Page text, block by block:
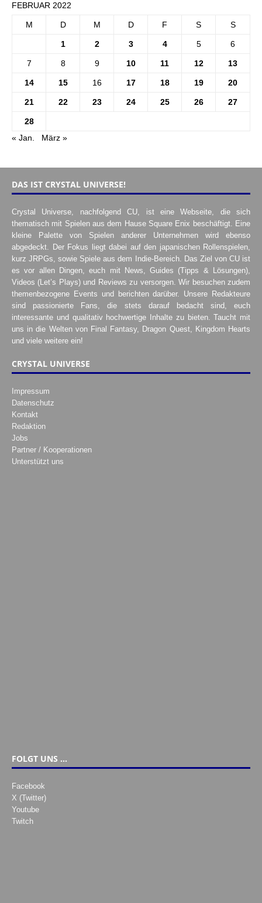
FEBRUAR 2022
M D M D F S S
1 2 3 4 5 6
7 8 9 10 11 12 13
14 15 16 17 18 19 20
21 22 23 24 25 26 27
28
« Jan.
März »
DAS IST CRYSTAL UNIVERSE!
Crystal Universe, nachfolgend CU, ist eine Webseite, die sich
thematisch mit Spielen aus dem Hause Square Enix beschäftigt. Eine
kleine Palette von Spielen anderer Unternehmen wird ebenso
abgedeckt. Der Fokus liegt dabei auf den japanischen Rollenspielen,
kurz JRPGs, sowie Spiele aus dem Indie-Bereich. Das Ziel von CU ist
es vor allen Dingen, euch mit News, Guides (Tipps & Lösungen),
Videos (Let’s Plays) und Reviews zu versorgen. Wir besuchen zudem
themenbezogene Events und berichten darüber. Unsere Redakteure
sind passionierte Fans, die stets darauf bedacht sind, euch
interessante und qualitativ hochwertige Inhalte zu bieten. Taucht mit
uns in die Welten von Final Fantasy, Dragon Quest, Kingdom Hearts
und viele weitere ein!
CRYSTAL UNIVERSE
Impressum
Datenschutz
Kontakt
Redaktion
Jobs
Partner / Kooperationen
Unterstützt uns
FOLGT UNS …
Facebook
X (Twitter)
Youtube
Twitch